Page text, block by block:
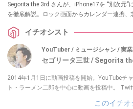
Segorita the 3rd さんが、iPhone17を “別次元”
を徹底解説。ロック画面からカレンダー連携
の古参ユーザーも「あ、これ知らなかった！
イチオシスト
YouTuber / ミュージシャン / 実
セゴリータ三世 / Segorita
2014年1月1日に動画投稿を開始。YouTubeチ
ト・ラーメン二郎を中心に動画を投稿中。
このイチ